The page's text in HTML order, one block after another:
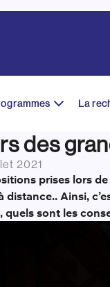
La
des
2021
prises lors
distance.. Ainsi,
quels sont les